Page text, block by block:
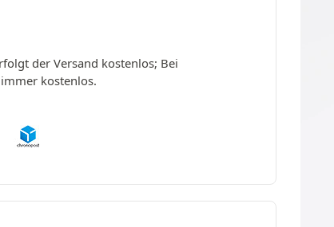
der Versand kostenlos; Bei
kostenlos.